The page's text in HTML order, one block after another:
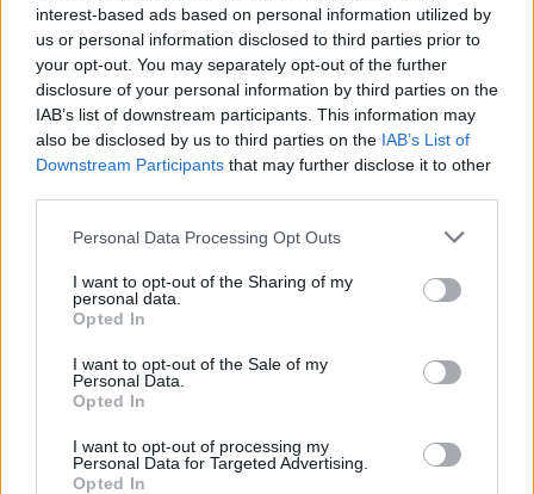
interest-based ads based on personal information utilized by
us or personal information disclosed to third parties prior to
your opt-out. You may separately opt-out of the further
disclosure of your personal information by third parties on the
IAB’s list of downstream participants. This information may
also be disclosed by us to third parties on the IAB’s List of
Downstream Participants that may further disclose it to other
Personal Data Processing Opt Outs
I want to opt-out of the Sharing of my
personal data.
Opted In
I want to opt-out of the Sale of my
Personal Data.
Opted In
I want to opt-out of processing my
Personal Data for Targeted Advertising.
Opted In
Η Chery επενδύει 75 εκατ. δολάρια στην KG Mobility
Το FIAT 500 Hybrid τώρα από
Ατρόμητος και Novibet
2028
18η συνεχόμενη χρονιά για τον ΟΤΕ στη διεθνή σειρά δεικτών
Alpha Bank: Για πρώτη φορά το Αρχαίο Θέατρο Επιδαύρου άνοιξε τις
πύλες του σε όλους